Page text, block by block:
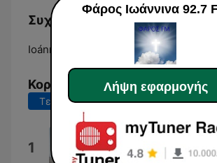
Συχνότητες Φάρος Ιωάννινα
Ioánnina:
Κορυφαία τραγούδια
Τελευταίες 7 ημέρες
1 Trailer, Trailer, Trailer
Tupiniquin
Φάρος Ιωάννινα 92.7
Λήψη εφαρμογής